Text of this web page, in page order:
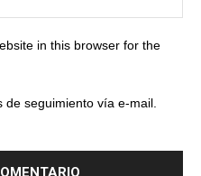
in this browser for the
seguimiento vía e-mail.